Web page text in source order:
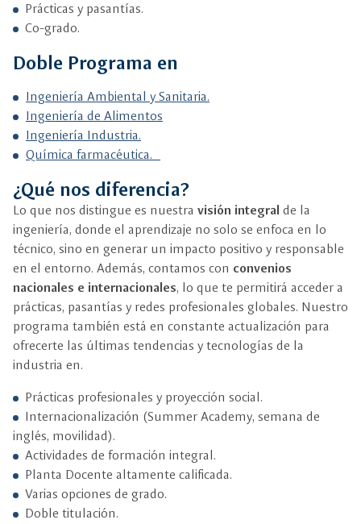
Prácticas y pasantías.
Co-grado.
Doble Programa en
Ingeniería Ambiental y Sanitaria.
Ingeniería de Alimentos
Ingeniería Industria.
Química farmacéutica.
¿Qué nos diferencia?
Lo que nos distingue es nuestra visión integral de la
ingeniería, donde el aprendizaje no solo se enfoca en lo
técnico, sino en generar un impacto positivo y responsable
en el entorno. Además, contamos con convenios
nacionales e internacionales, lo que te permitirá acceder a
prácticas, pasantías y redes profesionales globales. Nuestro
programa también está en constante actualización para
ofrecerte las últimas tendencias y tecnologías de la
industria en.
Prácticas profesionales y proyección social.
Internacionalización (Summer Academy, semana de
inglés, movilidad).
Actividades de formación integral.
Planta Docente altamente calificada.
Varias opciones de grado.
Doble titulación.